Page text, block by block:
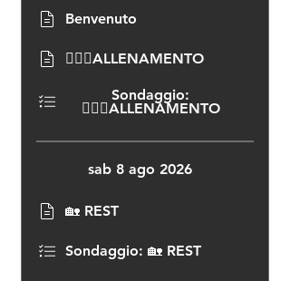
Benvenuto
🏃🏻‍♂️ALLENAMENTO
Sondaggio:
🏃🏻‍♂️ALLENAMENTO
sab 8 ago 2026
🏡 REST
Sondaggio: 🏡 REST